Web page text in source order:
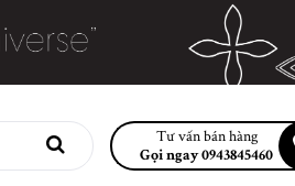
Tư vấn bán hàng
Gọi ngay 0943845460